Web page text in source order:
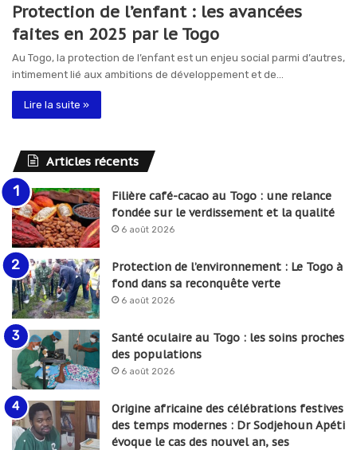
Protection de l’enfant : les avancées
faites en 2025 par le Togo
Au Togo, la protection de l’enfant est un enjeu social parmi d’autres,
intimement lié aux ambitions de développement et de…
Lire la suite »
Articles récents
Filière café-cacao au Togo : une relance
fondée sur le verdissement et la qualité
6 août 2026
Protection de l’environnement : Le Togo à
fond dans sa reconquête verte
6 août 2026
Santé oculaire au Togo : les soins proches
des populations
6 août 2026
Origine africaine des célébrations festives
des temps modernes : Dr Sodjehoun Apéti
évoque le cas des nouvel an, ses